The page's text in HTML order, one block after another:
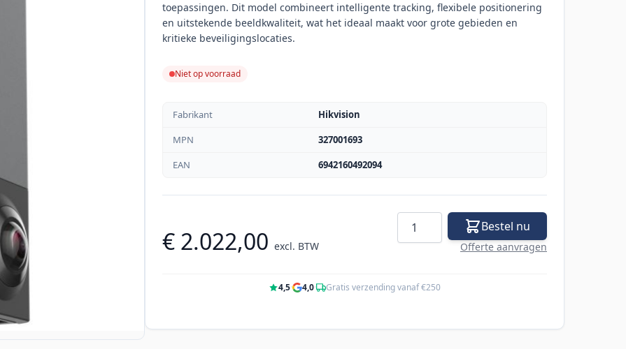
toepassingen. Dit model combineert intelligente tracking, flexibele positionering
en uitstekende beeldkwaliteit, wat het ideaal maakt voor grote gebieden en
kritieke beveiligingslocaties.
Niet op voorraad
Fabrikant
Hikvision
MPN
327001693
EAN
6942160492094
€ 2.022,00 excl. BTW
Aantal Bestel nu
Offerte aanvragen
4,5· 4,0· Gratis verzending vanaf €250